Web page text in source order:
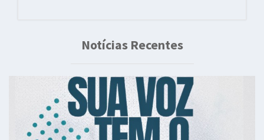
Notícias Recentes